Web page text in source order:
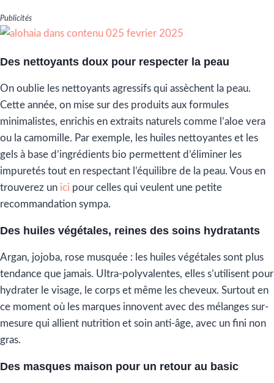
Publicités
Des nettoyants doux pour respecter la peau
On oublie les nettoyants agressifs qui assèchent la peau.
Cette année, on mise sur des produits aux formules
minimalistes, enrichis en extraits naturels comme l’aloe vera
ou la camomille. Par exemple, les huiles nettoyantes et les
gels à base d’ingrédients bio permettent d’éliminer les
impuretés tout en respectant l’équilibre de la peau. Vous en
trouverez un ici pour celles qui veulent une petite
recommandation sympa.
Des huiles végétales, reines des soins hydratants
Argan, jojoba, rose musquée : les huiles végétales sont plus
tendance que jamais. Ultra-polyvalentes, elles s’utilisent pour
hydrater le visage, le corps et même les cheveux. Surtout en
ce moment où les marques innovent avec des mélanges sur-
mesure qui allient nutrition et soin anti-âge, avec un fini non
gras.
Des masques maison pour un retour au basic